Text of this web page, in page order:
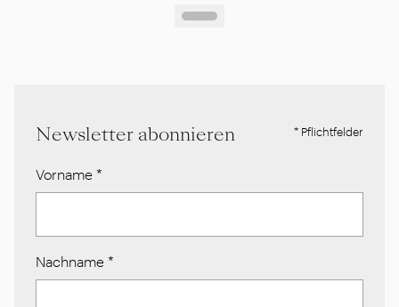
Newsletter abonnieren * Pflichtfelder
Vorname *
Nachname *